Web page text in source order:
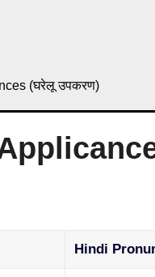
(घरेलू उपकरण)
Hindi